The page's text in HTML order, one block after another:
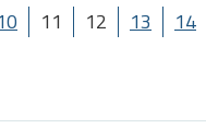
11 12 13 14